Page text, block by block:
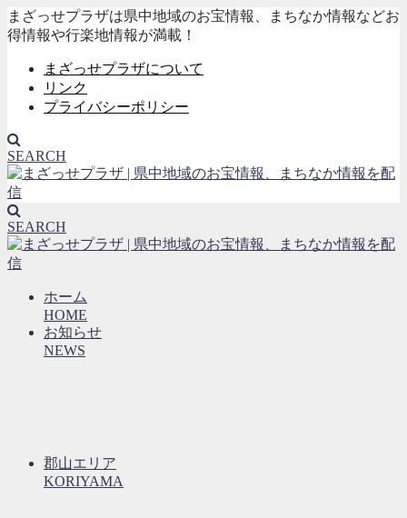
まざっせプラザは県中地域のお宝情報、まちなか情報などお
得情報や行楽地情報が満載！
まざっせプラザについて
リンク
プライバシーポリシー
SEARCH
SEARCH
ホーム
HOME
お知らせ
NEWS
郡山エリア
KORIYAMA